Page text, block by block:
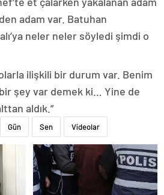
adam var. Batuhan
neler neler söyledi şimdi o
ilişkili bir durum var. Benim
şey var demek ki… Yine de
aldık.”
Gün Sen Videolar